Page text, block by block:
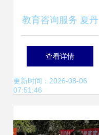
教育咨询服务 夏丹
丹公司的专业实践
与展望
查看详情
更新时间：2026-08-06
07:51:46